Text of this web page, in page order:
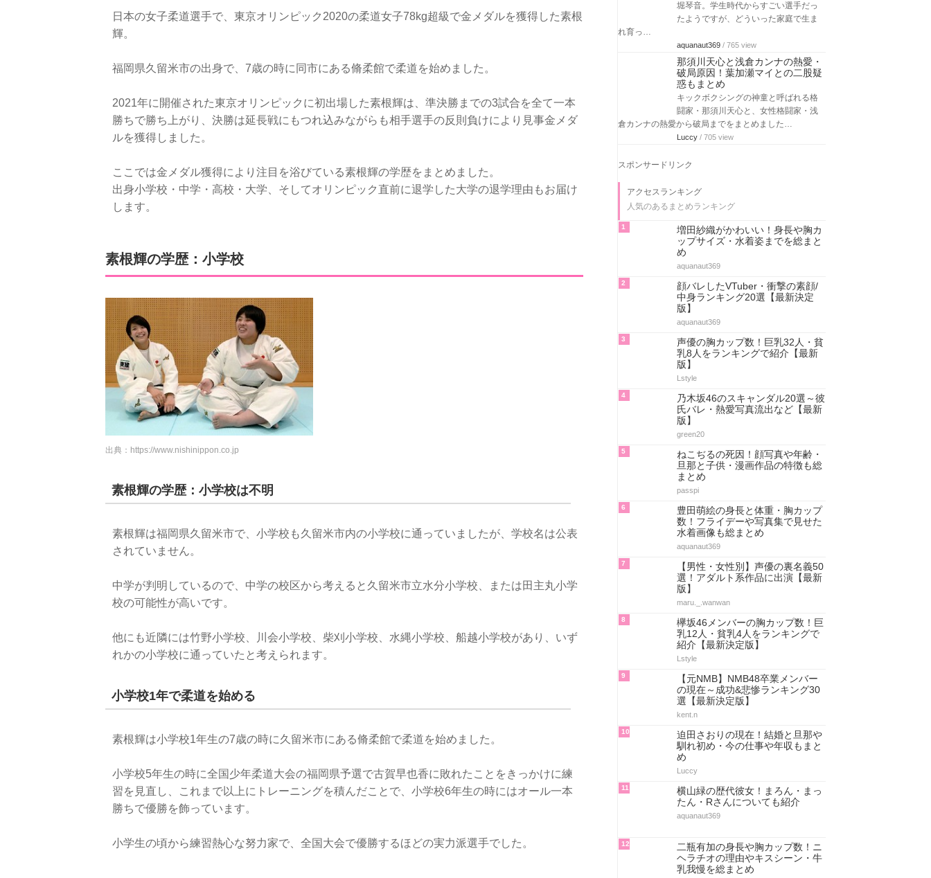
日本の女子柔道選手で、東京オリンピック2020の柔道女子78kg超級で金メダルを獲得した素根
輝。
福岡県久留米市の出身で、7歳の時に同市にある脩柔館で柔道を始めました。
2021年に開催された東京オリンピックに初出場した素根輝は、準決勝までの3試合を全て一本
勝ちで勝ち上がり、決勝は延長戦にもつれ込みながらも相手選手の反則負けにより見事金メダ
ルを獲得しました。
ここでは金メダル獲得により注目を浴びている素根輝の学歴をまとめました。
出身小学校・中学・高校・大学、そしてオリンピック直前に退学した大学の退学理由もお届け
します。
素根輝の学歴：小学校
出典： https://www.nishinippon.co.jp
素根輝の学歴：小学校は不明
素根輝は福岡県久留米市で、小学校も久留米市内の小学校に通っていましたが、学校名は公表
されていません。
中学が判明しているので、中学の校区から考えると久留米市立水分小学校、または田主丸小学
校の可能性が高いです。
他にも近隣には竹野小学校、川会小学校、柴刈小学校、水縄小学校、船越小学校があり、いず
れかの小学校に通っていたと考えられます。
小学校1年で柔道を始める
素根輝は小学校1年生の7歳の時に久留米市にある脩柔館で柔道を始めました。
小学校5年生の時に全国少年柔道大会の福岡県予選で古賀早也香に敗れたことをきっかけに練
習を見直し、これまで以上にトレーニングを積んだことで、小学校6年生の時にはオール一本
勝ちで優勝を飾っています。
小学生の頃から練習熱心な努力家で、全国大会で優勝するほどの実力派選手でした。
堀琴音。学生時代からすごい選手だっ
たようですが、どういった家庭で生ま
れ育っ…
aquanaut369 / 765 view
那須川天心と浅倉カンナの熱愛・
破局原因！葉加瀬マイとの二股疑
惑もまとめ
キックボクシングの神童と呼ばれる格
闘家・那須川天心と、女性格闘家・浅
倉カンナの熱愛から破局までをまとめました…
Luccy / 705 view
スポンサードリンク
アクセスランキング
人気のあるまとめランキング
1
増田紗織がかわいい！身長や胸カ
ップサイズ・水着姿までを総まと
め
aquanaut369
2
顔バレしたVTuber・衝撃の素顔/
中身ランキング20選【最新決定
版】
aquanaut369
3
声優の胸カップ数！巨乳32人・貧
乳8人をランキングで紹介【最新
版】
Lstyle
4
乃木坂46のスキャンダル20選～彼
氏バレ・熱愛写真流出など【最新
版】
green20
5
ねこぢるの死因！顔写真や年齢・
旦那と子供・漫画作品の特徴も総
まとめ
passpi
6
豊田萌絵の身長と体重・胸カップ
数！フライデーや写真集で見せた
水着画像も総まとめ
aquanaut369
7
【男性・女性別】声優の裏名義50
選！アダルト系作品に出演【最新
版】
maru._.wanwan
8
欅坂46メンバーの胸カップ数！巨
乳12人・貧乳4人をランキングで
紹介【最新決定版】
Lstyle
9
【元NMB】NMB48卒業メンバー
の現在～成功&悲惨ランキング30
選【最新決定版】
kent.n
10
迫田さおりの現在！結婚と旦那や
馴れ初め・今の仕事や年収もまと
め
Luccy
11
横山緑の歴代彼女！まろん・まっ
たん・Rさんについても紹介
aquanaut369
12
二瓶有加の身長や胸カップ数！ニ
ヘラチオの理由やキスシーン・牛
乳我慢を総まとめ